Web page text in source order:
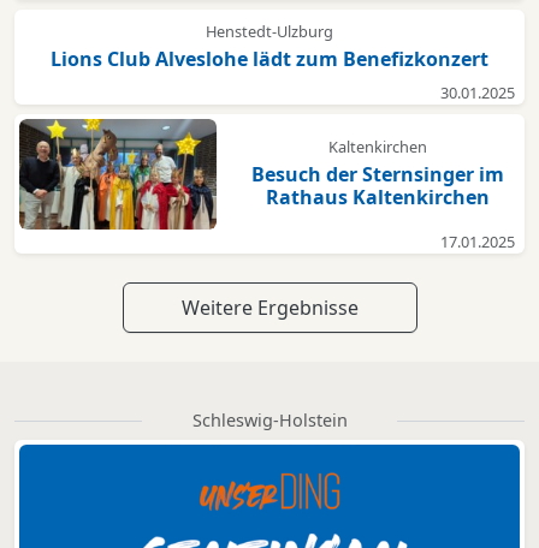
Henstedt-Ulzburg
Lions Club Alveslohe lädt zum Benefizkonzert
30.01.2025
Kaltenkirchen
Besuch der Sternsinger im
Rathaus Kaltenkirchen
17.01.2025
Weitere Ergebnisse
Schleswig-Holstein